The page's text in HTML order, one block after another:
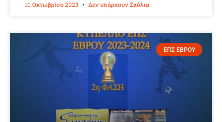
10 Οκτωβρίου 2023 Δεν υπάρχουν Σχόλια
ΕΠΣ ΕΒΡΟΥ